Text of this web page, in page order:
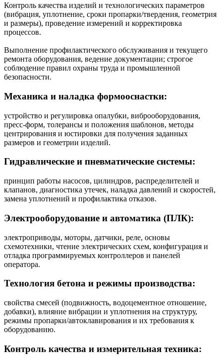
Контроль качества изделий и технологических параметров
(вибрация, уплотнение, сроки пропарки/твердения, геометрия
и размеры), проведение измерений и корректировка
процессов.
Выполнение профилактического обслуживания и текущего
ремонта оборудования, ведение документации; строгое
соблюдение правил охраны труда и промышленной
безопасности.
Механика и наладка формооснастки:
устройство и регулировка опалубки, виброоборудования,
пресс‑форм, толерансы и положения шаблонов, методы
центрирования и юстировки для получения заданных
размеров и геометрии изделий.
Гидравлические и пневматические системы:
принцип работы насосов, цилиндров, распределителей и
клапанов, диагностика утечек, наладка давлений и скоростей,
замена уплотнений и профилактика отказов.
Электрооборудование и автоматика (ПЛК):
электроприводы, моторы, датчики, реле, основы
схемотехники, чтение электрических схем, конфигурация и
отладка программируемых контроллеров и панелей
оператора.
Технология бетона и режимы производства:
свойства смесей (подвижность, водоцементное отношение,
добавки), влияние вибрации и уплотнения на структуру,
режимы пропарки/автоклавирования и их требования к
оборудованию.
Контроль качества и измерительная техника: